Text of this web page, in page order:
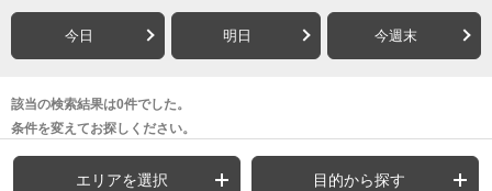
今日 明日 今週末
該当の検索結果は0件でした。
条件を変えてお探しください。
エリアを選択 目的から探す